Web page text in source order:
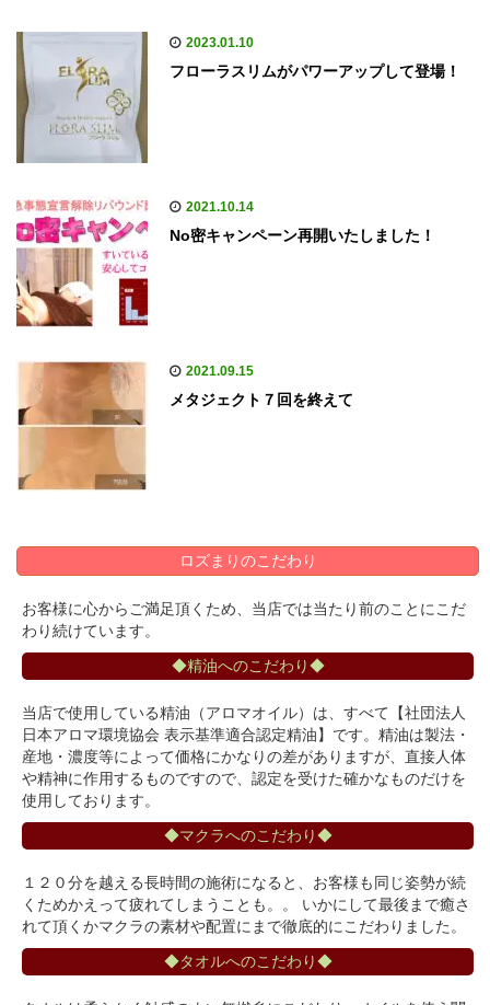
2023.01.10
フローラスリムがパワーアップして登場！
2021.10.14
No密キャンペーン再開いたしました！
2021.09.15
メタジェクト７回を終えて
ロズまりのこだわり
お客様に心からご満足頂くため、当店では当たり前のことにこだ
わり続けています。
◆精油へのこだわり◆
当店で使用している精油（アロマオイル）は、すべて【社団法人
日本アロマ環境協会 表示基準適合認定精油】です。精油は製法・
産地・濃度等によって価格にかなりの差がありますが、直接人体
や精神に作用するものですので、認定を受けた確かなものだけを
使用しております。
◆マクラへのこだわり◆
１２０分を越える長時間の施術になると、お客様も同じ姿勢が続
くためかえって疲れてしまうことも。。 いかにして最後まで癒さ
れて頂くかマクラの素材や配置にまで徹底的にこだわりました。
◆タオルへのこだわり◆